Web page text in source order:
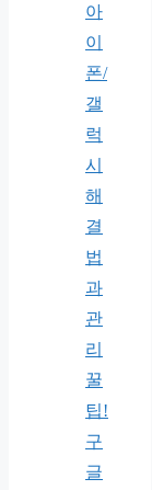
아
이
폰/
갤
럭
시
해
결
법
과
관
리
꿀
팁!
구
글